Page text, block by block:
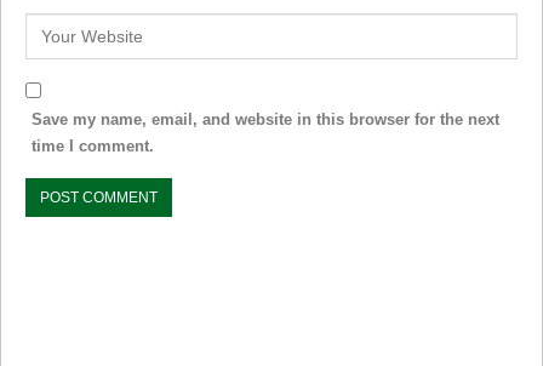
Save my name, email, and website in this browser for the next
time I comment.